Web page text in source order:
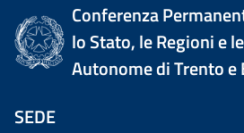
Conferenza
lo Stato, le Regioni e
Autonome di Trento e
SEDE